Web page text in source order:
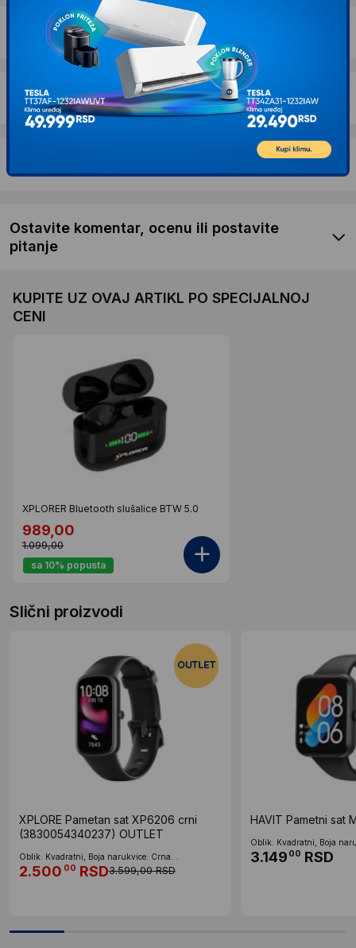
Dostava i povrat
Garancija
Ostavite komentar, ocenu ili postavite
pitanje
KUPITE UZ OVAJ ARTIKL PO SPECIJALNOJ
CENI
XPLORER Bluetooth slušalice BTW 5.0
989,00
1.099,00
sa 10% popusta
Slični proizvodi
XPLORE Pametan sat XP6206 crni
(3830054340237) OUTLET
Oblik: Kvadratni, Boja narukvice: Crna...
2.500 00 RSD3.599,00 RSD
HAVIT Pametni sat
Oblik: Kvadratni, Boja
3.149 00 RSD